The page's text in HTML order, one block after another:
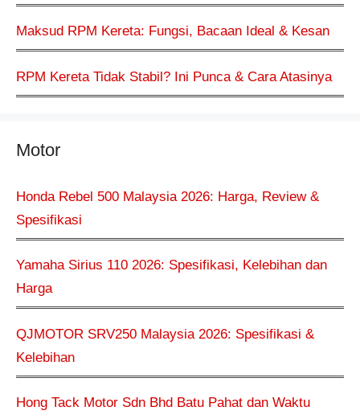
Maksud RPM Kereta: Fungsi, Bacaan Ideal & Kesan
RPM Kereta Tidak Stabil? Ini Punca & Cara Atasinya
Motor
Honda Rebel 500 Malaysia 2026: Harga, Review &
Spesifikasi
Yamaha Sirius 110 2026: Spesifikasi, Kelebihan dan
Harga
QJMOTOR SRV250 Malaysia 2026: Spesifikasi &
Kelebihan
Hong Tack Motor Sdn Bhd Batu Pahat dan Waktu